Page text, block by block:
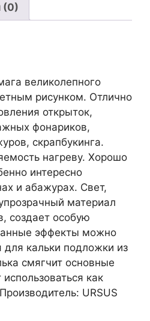
(0)
великолепного
рисунком. Отлично
открыток,
фонариков,
скрапбукинга.
нагреву. Хорошо
интересно
и абажурах. Свет,
материал
создает особую
эффекты можно
для кальки подложки из
смягчит основные
как
URSUS